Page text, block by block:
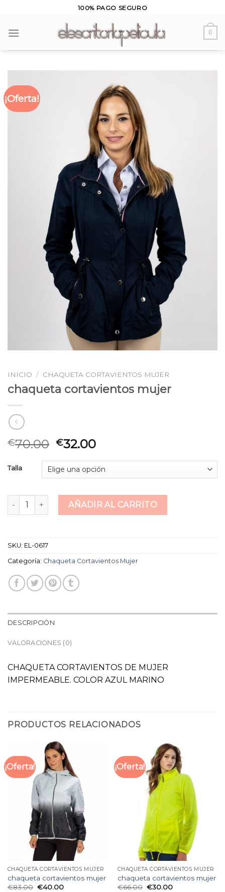
content
100% PAGO SEGURO
0
¡Oferta!
INICIO / CHAQUETA CORTAVIENTOS MUJER
chaqueta cortavientos mujer
€70.00 €32.00
Talla
chaqueta cortavientos mujer cantidad
AÑADIR AL CARRITO
SKU: EL-0617
Categoría: Chaqueta Cortavientos Mujer
DESCRIPCIÓN
VALORACIONES (0)
CHAQUETA CORTAVIENTOS DE MUJER
IMPERMEABLE. COLOR AZUL MARINO
PRODUCTOS RELACIONADOS
¡Oferta!
CHAQUETA CORTAVIENTOS MUJER
chaqueta cortavientos mujer
€83.00 €40.00
¡Oferta!
CHAQUETA CORTAVIENTOS MUJER
chaqueta cortavientos mujer
€66.00 €30.00